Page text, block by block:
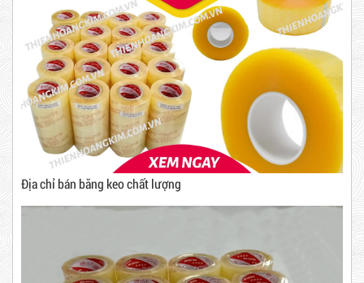
Mã sản phẩm: BKT1.4
10,000 VNĐ12,000 VNĐ
Combo 60 cây băng keo trong
200Y 1.8kg
63,000 VNĐ
3*100
Địa chỉ bán băng keo chất lượng